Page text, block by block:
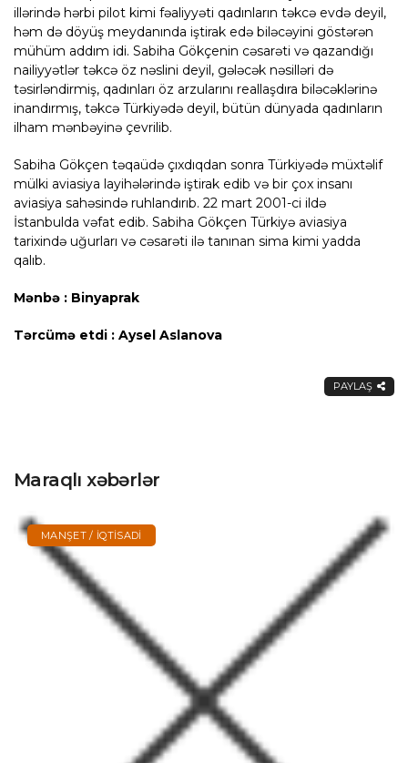
illərində hərbi pilot kimi fəaliyyəti qadınların təkcə evdə deyil,
həm də döyüş meydanında iştirak edə biləcəyini göstərən
mühüm addım idi. Sabiha Gökçenin cəsarəti və qazandığı
nailiyyətlər təkcə öz nəslini deyil, gələcək nəsilləri də
təsirləndirmiş, qadınları öz arzularını reallaşdıra biləcəklərinə
inandırmış, təkcə Türkiyədə deyil, bütün dünyada qadınların
ilham mənbəyinə çevrilib.
Sabiha Gökçen təqaüdə çıxdıqdan sonra Türkiyədə müxtəlif
mülki aviasiya layihələrində iştirak edib və bir çox insanı
aviasiya sahəsində ruhlandırıb. 22 mart 2001-ci ildə
İstanbulda vəfat edib. Sabiha Gökçen Türkiyə aviasiya
tarixində uğurları və cəsarəti ilə tanınan sima kimi yadda
qalıb.
Mənbə : Binyaprak
Tərcümə etdi : Aysel Aslanova
PAYLAŞ
Maraqlı xəbərlər
MANŞET / İQTISADI